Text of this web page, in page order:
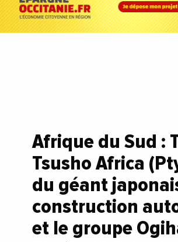
Afrique du Sud :
Tsusho Africa
du géant
construction
et le groupe